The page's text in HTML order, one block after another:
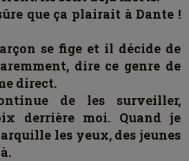
que ça plairait à Dante !
se fige et il décide de
dire ce genre de
direct.
de les surveiller,
derrière moi. Quand je
les yeux, des jeunes